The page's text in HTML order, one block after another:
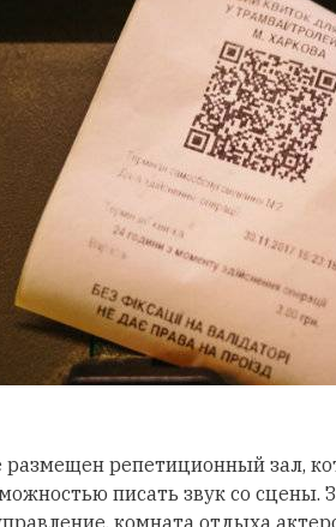
репетиционный зал,
писать звук со